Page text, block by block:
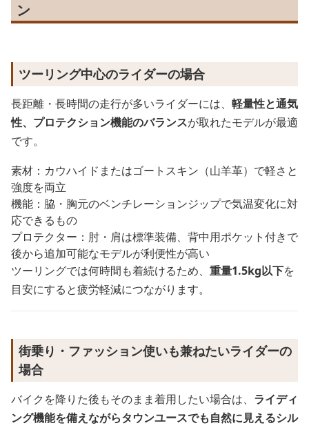
ン
ツーリング中心のライダーの場合
長距離・長時間の走行が多いライダーには、 軽量性と通気
性、プロテクション機能のバランスが取れたモデルが最適
です。
素材：カウハイドまたはゴートスキン（山羊革）で軽さと
強度を両立
機能：脇・胸元のベンチレーションジップで気温変化に対
応できるもの
プロテクター：肘・肩は標準装備、背中用ポケット付きで
後から追加可能なモデルが利便性が高い
ツーリングでは何時間も着続けるため、 重量1.5kg以下を
目安にすると疲労軽減につながります。
街乗り・ファッション使いも兼ねたいライダーの
場合
バイクを降りた後もそのまま着用したい場合は、 ライディ
ング機能を備えながらタウンユースでも自然に見えるシル